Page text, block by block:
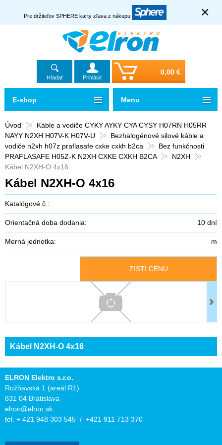
Pre držiteľov SPHERE karty zľava z nákupu ×
Hľadať Prihlásiť
0,00 €
Úvod
Káble a vodiče CYKY AYKY CYA CYSY H07RN H05RR
NAYY N2XH H07V-K H07V-U
Bezhalogénové silové káble a
vodiče n2xh h07z praflasafe cxke cxkh b2ca
Bez funkčnosti
PRAFLASAFE H05Z-K N2XH CXKE CXKH B2CA
N2XH
Kábel N2XH-O 4x16
Kábel N2XH-O 4x16
Katalógové č.:
Orientačná doba dodania: 10 dní
Merná jednotka: m
ZISTI CENU
Kábel N2XH-O 4x16
E-shop Menu
ELRON Elektro s.r.o.
Rožňavská 1 (areál R1)
831 04 Bratislava
elron@elron.sk
tel. + 421 948 303 545 / +421 911 713 370